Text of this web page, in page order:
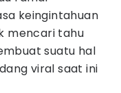
keingintahuan
mencari tahu
suatu hal
viral saat ini